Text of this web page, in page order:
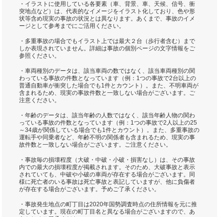
・イラストに使用している各要素（車、背景、車、天候、信号、衝
突地点など）は、代表的なイメージをイラスト化しており、色や形
状等含め現実の事故の状況とは異なります。あくまで、事故のイメ
ージとして参考までにご活用ください。
・多重事故の場合でもイラスト上では最大２台（歩行者含む）まで
しか表現されていません。詳細は事故の個別ページの文字情報をご
参照ください。
・車両種別のデータは、該当車両の数ではなく、該当車両種別の関
わっている事故の件数となっています（例：1つの事故で2台以上の
普通自動車が衝突した場合でも1件とカウント）。また、不明車両が
含まれるため、現実の事故件数と一致しない場合がございます。ご
注意ください。
・年齢のデータは、該当年齢の人数ではなく、該当年齢人物の関わ
っている事故の件数となっています（例：1つの事故で2人以上の25
～34歳が関係している場合でも1件とカウント）。また、多重事故の
運転手や同乗者など、年齢不明の関係者も含まれるため、現実の事
故件数と一致しない場合がございます。ご注意ください。
・事故毎の損壊程度（大破・中破・小破・損害なし）は、その事故
内での最大の損壊程度が掲載されます。そのため、大破事故と表示
されていても、中破や小破の車両が存在する場合がございます。同
様に死亡者のいる事故は死亡事故と表記していますが、他に負傷者
が存在する場合がございます。予めご了承ください。
・事故発生地点の町丁目は2020年国勢調査時点の住所情報を元に推
定しています。現在の町丁目名と異なる場合がございますので、あ